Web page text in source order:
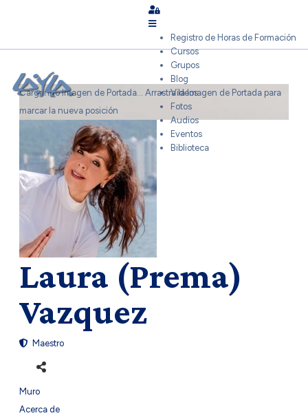
Sign In
Registro de Horas de Formación
Cursos
Grupos
Blog
Videos
Fotos
Audios
Eventos
Biblioteca
Cargando Imagen de Portada... Arrastra la Imagen de Portada para
marcar la nueva posición
Laura (Prema)
Vazquez
Maestro
Muro
Acerca de